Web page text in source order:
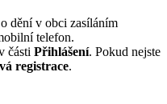
dění v obci zasíláním
telefon.
části Přihlášení. Pokud nejste
registrace.